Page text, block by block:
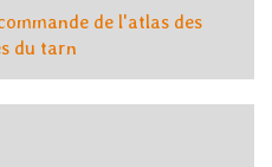
de l'atlas des
du tarn